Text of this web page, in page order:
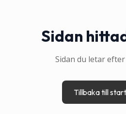
Sidan
Sidan du letar
Tillbaka till